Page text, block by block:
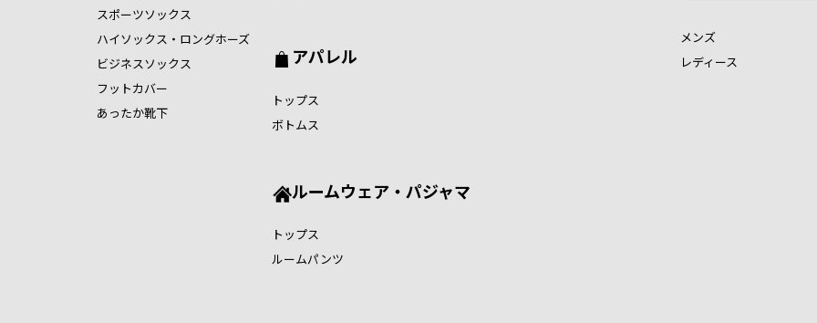
スポーツソックス
ハイソックス・ロングホーズ
ビジネスソックス
フットカバー
あったか靴下
アパレル
トップス
ボトムス
ルームウェア・パジャマ
トップス
ルームパンツ
メンズ
レディース